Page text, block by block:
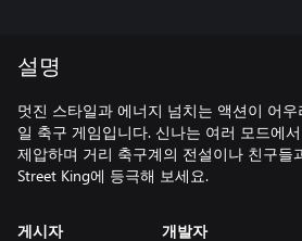
설명
멋진 스타일과 에너지 넘치는 액션이 어
일 축구 게임입니다. 신나는 여러 모드에
제압하며 거리 축구계의 전설이나 친구들
Street King에 등극해 보세요.
게시자 개발자